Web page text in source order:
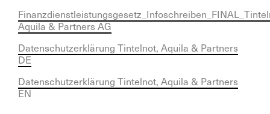
Aquila & Partners AG
Datenschutzerklärung Tintelnot, Aquila & Partners
DE
Datenschutzerklärung Tintelnot, Aquila & Partners
EN